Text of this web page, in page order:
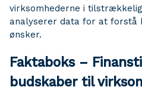
virksomhederne i
analyserer data for at forstå
ønsker.
Faktaboks –
budskaber til